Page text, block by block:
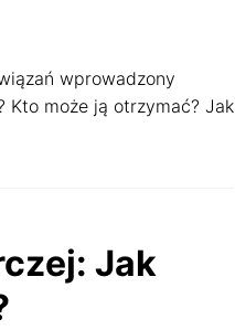
wprowadzony
Kto może ją otrzymać? Jak
Jak